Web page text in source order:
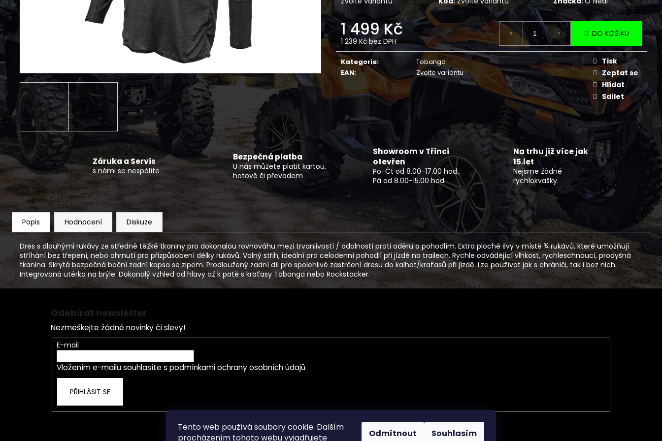
Tento web používá soubory cookie. Dalším
procházením tohoto webu vyjadřujete
Odmítnout Souhlasím
1 499 Kč
1 239 Kč bez DPH
Měrná
cena:
DO KOŠÍKU
Kategorie:
Tobanga
EAN: Zvolte variantu
Tisk
Zeptat se
Hlídat
Sdílet
Záruka a Servis
s námi se nespálíte
Bezpečná platba
U nás můžete platit kartou,
hotově či převodem
Showroom v Třinci
otevřen
Po-Čt od 8.00-17.00 hod.,
Pá od 8.00-15.00 hod.
Na trhu již více jak
15.let
Nejsme žádné
rychlokvašky.
Popis Hodnocení Diskuze
Dres s dlouhými rukávy ze středně těžké tkaniny pro dokonalou rovnováhu mezi trvanlivostí / odolností proti oděru a pohodlím. Extra ploché švy v místě ¾ rukávů, které umožňují
stříhání bez třepení, nebo ohrnutí pro přizpůsobení délky rukávů. Volný střih, ideální pro celodenní pohodlí při jízdě na trailech. Rychle odvádějící vlhkost, rychleschnoucí, prodyšná
tkanina. Skrytá bezpečná boční zadní kapsa se zipem. Prodloužený zadní díl pro spolehlivé zastrčení dresu do kalhot/kraťasů při jízdě. Lze používat jak s chrániči, tak i bez nich.
Integrovaná utěrka na brýle. Dokonalý vzhled od hlavy až k patě s kraťasy Tobanga nebo Rockstacker.
KRYTKA DISKU NÍZKÁ CFMOTO 4KS
ČTYŘKOLKA CFMOTO GLADIATOR X850
EPS EU5+ G3 ČERNÁ OVERLAND -
NOVINKA
279 990 Kč
NF 2210 TEXTILNÍ BUNDA DLOUHÁ ČERNO
ŠEDO ZELENÝ REFLEX
2 720 Kč
Odebírat newsletter
Nezmeškejte žádné novinky či slevy!
E-mail
Vložením e-mailu souhlasíte s podmínkami ochrany osobních údajů
PŘIHLÁSIT SE